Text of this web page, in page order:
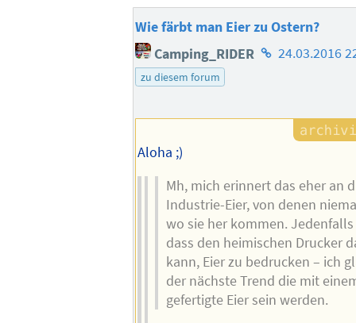
Wie färbt man Eier zu Ostern?
Camping_RIDER Homepage
24.03.2016
zu diesem forum
Aloha ;)
Mh, mich erinnert das eher an
Industrie-Eier, von denen
wo sie her kommen.
dass den heimischen Drucker
kann, Eier zu bedrucken – ich
der nächste Trend die mit
gefertigte Eier sein werden.